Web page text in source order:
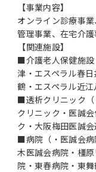
【事業内容】
オンライン診療事
管理事業、在宅介
【関連施設】
■介護老人保健施設
津・エスペラル春
鶴・エスペラル近江
■透析クリニック（
クリニック・医誠
ク・大阪梅田医誠会
■病院（・医誠会病
木医誠会病院・橿
院・東春病院・東舞